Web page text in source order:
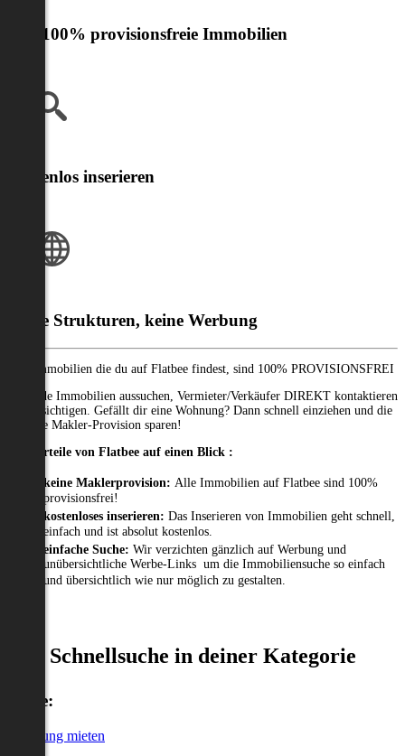
Nur 100% provisionsfreie Immobilien
Kostenlos inserieren
Klare Strukturen, keine Werbung
Alle Immobilien die du auf Flatbee findest, sind 100% PROVISIONSFREI
Passende Immobilien aussuchen, Vermieter/Verkäufer DIREKT kontaktieren
und besichtigen. Gefällt dir eine Wohnung? Dann schnell einziehen und die
gesamte Makler-Provision sparen!
Die Vorteile von Flatbee auf einen Blick :
keine Maklerprovision: Alle Immobilien auf Flatbee sind 100%
provisionsfrei!
kostenloses inserieren: Das Inserieren von Immobilien geht schnell,
einfach und ist absolut kostenlos.
einfache Suche: Wir verzichten gänzlich auf Werbung und
unübersichtliche Werbe-Links um die Immobiliensuche so einfach
und übersichtlich wie nur möglich zu gestalten.
Schnellsuche in deiner Kategorie
Miete:
Wohnung mieten